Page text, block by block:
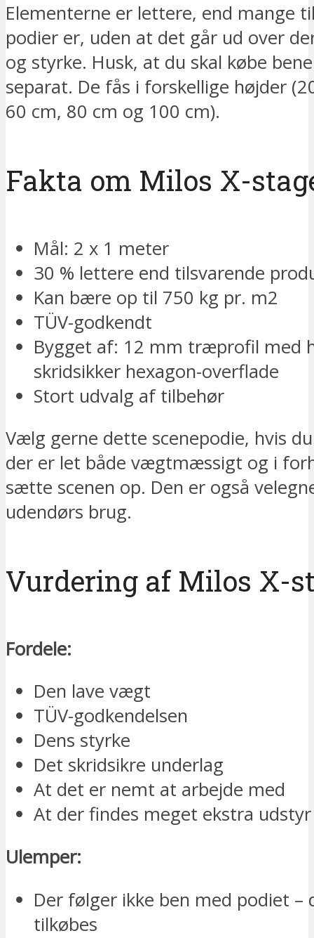
Elementerne er lettere, end mange
podier er, uden at det går ud over
og styrke. Husk, at du skal købe
separat. De fås i forskellige højder
60 cm, 80 cm og 100 cm).
Fakta om Milos X-
Mål: 2 x 1 meter
30 % lettere end tilsvarende
Kan bære op til 750 kg pr. m2
TÜV-godkendt
Bygget af: 12 mm træprofil med
skridsikker hexagon-overflade
Stort udvalg af tilbehør
Vælg gerne dette scenepodie, hvis
der er let både vægtmæssigt og i
sætte scenen op. Den er også
udendørs brug.
Vurdering af Milos X-
Fordele:
Den lave vægt
TÜV-godkendelsen
Dens styrke
Det skridsikre underlag
At det er nemt at arbejde med
At der findes meget ekstra
Ulemper:
Der følger ikke ben med podiet –
tilkøbes